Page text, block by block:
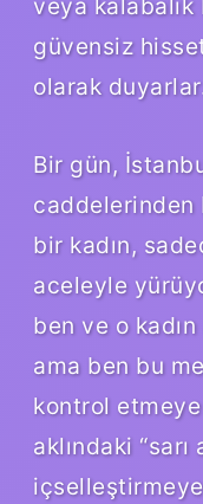
güvensiz
olarak
Bir gün,
caddelerinden
bir kadın,
aceleyle
ben ve o
ama ben bu
kontrol etmeye
aklındaki
içselleştirmeye